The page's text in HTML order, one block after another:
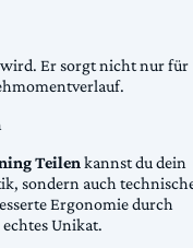
Er sorgt nicht nur für
Teilenkannst du dein
sondern auch
Ergonomie durch
Unikat.